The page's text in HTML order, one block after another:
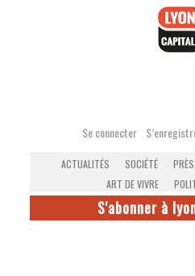
Se connecter
ACTUALITÉS SOCIÉTÉ
ART DE VIVRE
S'abonner à